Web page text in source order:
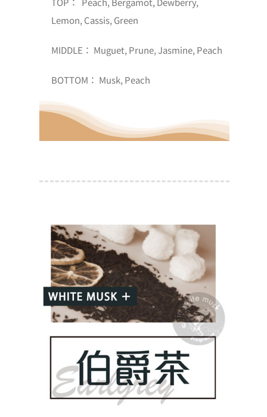
Lemon, Cassis, Green
MIDDLE： Muguet, Prune, Jasmine, Peach
BOTTOM： Musk, Peach